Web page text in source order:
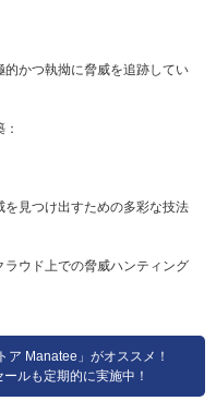
かつ執拗に脅威を追跡してい
見つけ出すための多彩な技法
ウド上での脅威ハンティング
ア Manatee」がオススメ！
ルも定期的に実施中！